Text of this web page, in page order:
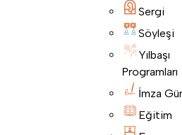
Sergi
Söyleşi
Yılbaşı
Programları
İmza
Eğitim